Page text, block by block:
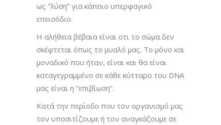
ως ”λύση” για κάποιο υπερφαγικό
επεισόδιο.
Η αλήθεια βέβαια είναι οτι το σώμα δεν
σκέφτεται όπως το μυαλό μας. Το μόνο και
μοναδικό που ήταν, είναι και θα είναι
καταγεγραμμένο σε κάθε κύτταρο του DNA
μας είναι η ”επιβίωση”.
Κατά την περίοδο που τον οργανισμό μας
τον υποσιτίζουμε ή τον αναγκάζουμε σε